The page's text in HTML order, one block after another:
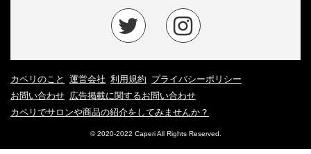
カペリのこと 運営会社 利用規約 プライバシーポリシー
お問い合わせ 広告掲載に関するお問い合わせ
カペリでサロンや商品の紹介をしてみませんか？
© 2020-2022 Caperi All Rights Reserved.